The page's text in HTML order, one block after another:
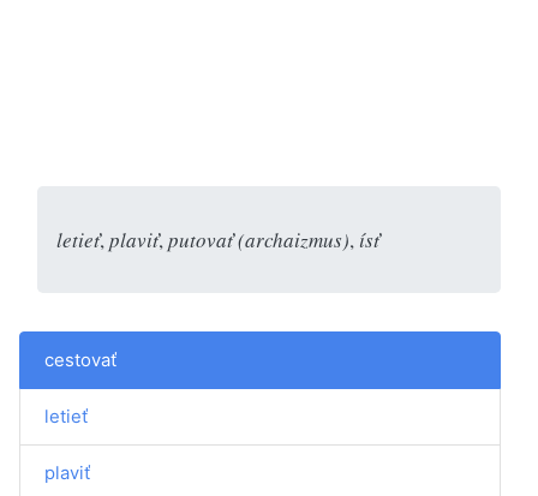
letieť, plaviť, putovať (archaizmus), ísť
cestovať
letieť
plaviť